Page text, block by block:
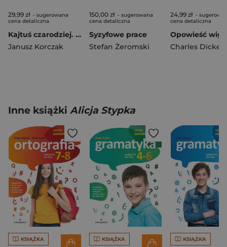
29,99 zł - sugerowana
cena detaliczna
Kajtuś czarodziej. Klasyka literatury dziecięcej
Janusz Korczak
150,00 zł - sugerowana
cena detaliczna
Syzyfowe prace
Stefan Żeromski
24,99 zł -
cena detaliczna
Charles
Inne książki Alicja Stypka
KSIĄŻKA KSIĄŻKA KSIĄŻKA